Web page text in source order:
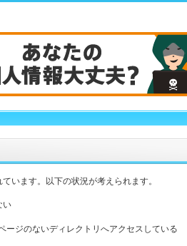
います。以下の状況が考えられます。
い
ージのないディレクトリへアクセスしている